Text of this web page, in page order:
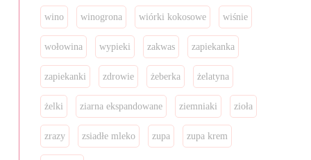
wino winogrona wiórki kokosowe wiśnie
wołowina wypieki zakwas zapiekanka
zapiekanki zdrowie żeberka żelatyna
żelki ziarna ekspandowane ziemniaki zioła
zrazy zsiadłe mleko zupa zupa krem